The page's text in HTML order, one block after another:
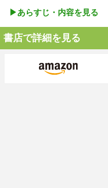
▶︎あらすじ・内容を見る
書店で詳細を見る